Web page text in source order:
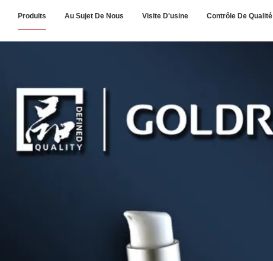
Produits Au Sujet De Nous Visite D'usine Contrôle De Qualité